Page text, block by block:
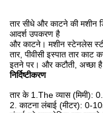
तार सीधे और काटने की मशीन
आदर्श उपकरण है
और काटने। मशीन स्टेनलेस
तार, पीवीसी इस्पात तार
इतने पर। और कटौती, अच्छा है
निर्दिष्टीकरण
तार के 1.The व्यास (मिमी):
2. काटना लंबाई (मीटर): 0-